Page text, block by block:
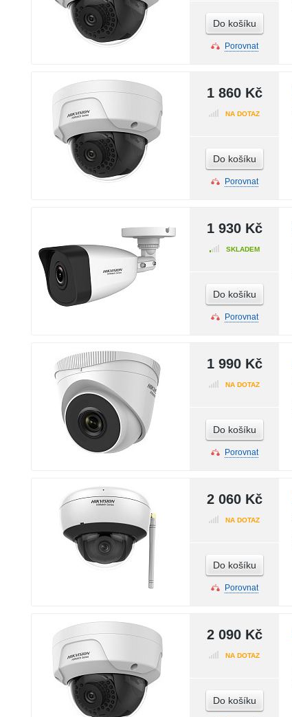
Do košíku
Porovnat
1 860 Kč
NA DOTAZ
Do košíku
Porovnat
1 930 Kč
SKLADEM
Do košíku
Porovnat
1 990 Kč
NA DOTAZ
Do košíku
Porovnat
2 060 Kč
NA DOTAZ
Do košíku
Porovnat
2 090 Kč
NA DOTAZ
Do košíku